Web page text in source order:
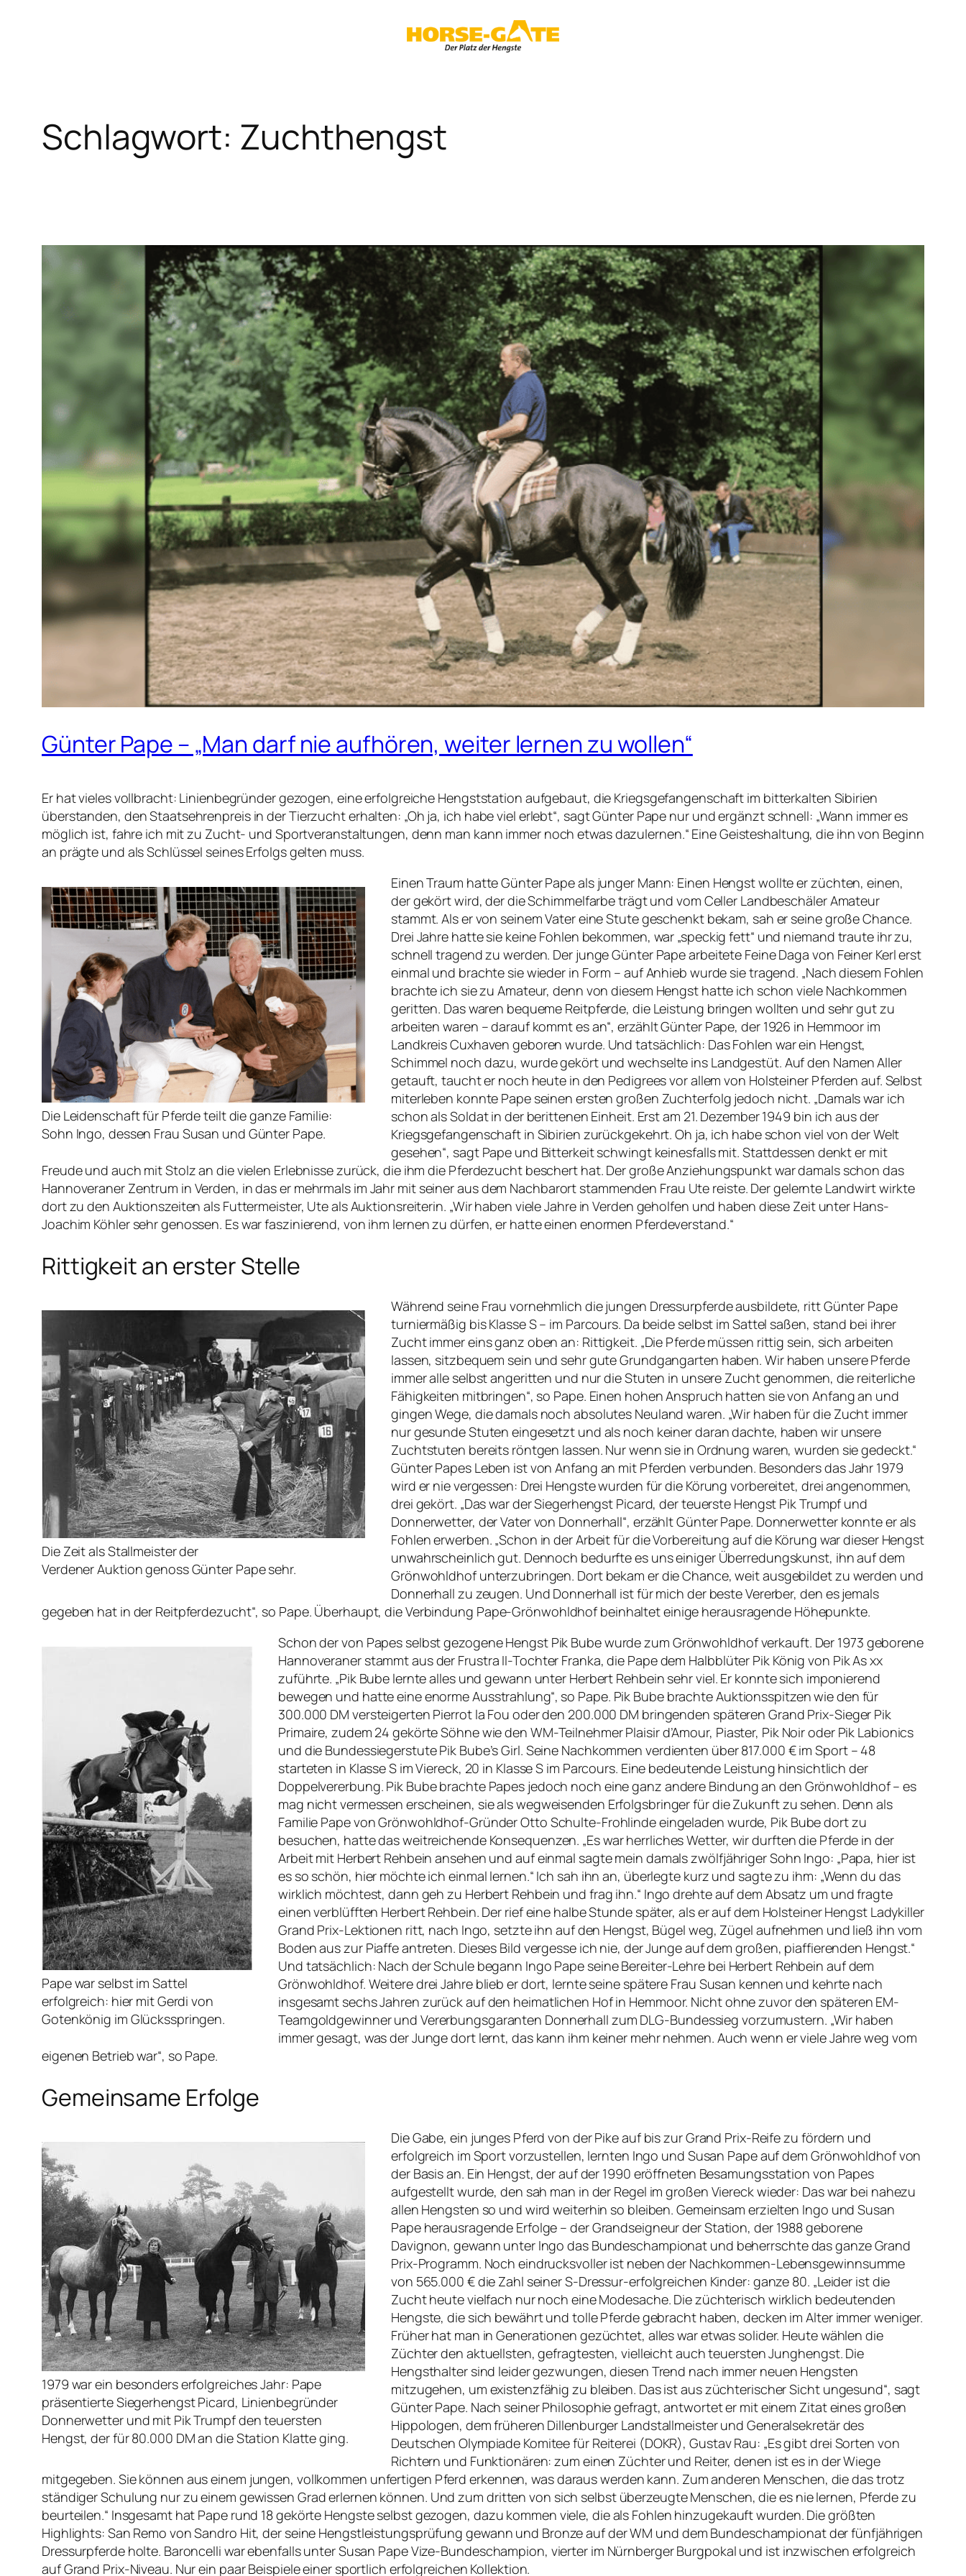
Schlagwort: Zuchthengst
Günter Pape – „Man darf nie aufhören, weiter lernen zu wollen“
Er hat vieles vollbracht: Linienbegründer gezogen, eine erfolgreiche Hengststation aufgebaut, die Kriegsgefangenschaft im bitterkalten Sibirien
überstanden, den Staatsehrenpreis in der Tierzucht erhalten: „Oh ja, ich habe viel erlebt“, sagt Günter Pape nur und ergänzt schnell: „Wann immer es
möglich ist, fahre ich mit zu Zucht- und Sportveranstaltungen, denn man kann immer noch etwas dazulernen.“ Eine Geisteshaltung, die ihn von Beginn
an prägte und als Schlüssel seines Erfolgs gelten muss.
Die Leidenschaft für Pferde teilt die ganze Familie:
Sohn Ingo, dessen Frau Susan und Günter Pape.
Einen Traum hatte Günter Pape als junger Mann: Einen Hengst wollte er züchten, einen,
der gekört wird, der die Schimmelfarbe trägt und vom Celler Landbeschäler Amateur
stammt. Als er von seinem Vater eine Stute geschenkt bekam, sah er seine große Chance.
Drei Jahre hatte sie keine Fohlen bekommen, war „speckig fett“ und niemand traute ihr zu,
schnell tragend zu werden. Der junge Günter Pape arbeitete Feine Daga von Feiner Kerl erst
einmal und brachte sie wieder in Form – auf Anhieb wurde sie tragend. „Nach diesem Fohlen
brachte ich sie zu Amateur, denn von diesem Hengst hatte ich schon viele Nachkommen
geritten. Das waren bequeme Reitpferde, die Leistung bringen wollten und sehr gut zu
arbeiten waren – darauf kommt es an“, erzählt Günter Pape, der 1926 in Hemmoor im
Landkreis Cuxhaven geboren wurde. Und tatsächlich: Das Fohlen war ein Hengst,
Schimmel noch dazu, wurde gekört und wechselte ins Landgestüt. Auf den Namen Aller
getauft, taucht er noch heute in den Pedigrees vor allem von Holsteiner Pferden auf. Selbst
miterleben konnte Pape seinen ersten großen Zuchterfolg jedoch nicht. „Damals war ich
schon als Soldat in der berittenen Einheit. Erst am 21. Dezember 1949 bin ich aus der
Kriegsgefangenschaft in Sibirien zurückgekehrt. Oh ja, ich habe schon viel von der Welt
gesehen“, sagt Pape und Bitterkeit schwingt keinesfalls mit. Stattdessen denkt er mit
Freude und auch mit Stolz an die vielen Erlebnisse zurück, die ihm die Pferdezucht beschert hat. Der große Anziehungspunkt war damals schon das
Hannoveraner Zentrum in Verden, in das er mehrmals im Jahr mit seiner aus dem Nachbarort stammenden Frau Ute reiste. Der gelernte Landwirt wirkte
dort zu den Auktionszeiten als Futtermeister, Ute als Auktionsreiterin. „Wir haben viele Jahre in Verden geholfen und haben diese Zeit unter Hans-
Joachim Köhler sehr genossen. Es war faszinierend, von ihm lernen zu dürfen, er hatte einen enormen Pferdeverstand.“
Rittigkeit an erster Stelle
Die Zeit als Stallmeister der
Verdener Auktion genoss Günter Pape sehr.
Während seine Frau vornehmlich die jungen Dressurpferde ausbildete, ritt Günter Pape
turniermäßig bis Klasse S – im Parcours. Da beide selbst im Sattel saßen, stand bei ihrer
Zucht immer eins ganz oben an: Rittigkeit. „Die Pferde müssen rittig sein, sich arbeiten
lassen, sitzbequem sein und sehr gute Grundgangarten haben. Wir haben unsere Pferde
immer alle selbst angeritten und nur die Stuten in unsere Zucht genommen, die reiterliche
Fähigkeiten mitbringen“, so Pape. Einen hohen Anspruch hatten sie von Anfang an und
gingen Wege, die damals noch absolutes Neuland waren. „Wir haben für die Zucht immer
nur gesunde Stuten eingesetzt und als noch keiner daran dachte, haben wir unsere
Zuchtstuten bereits röntgen lassen. Nur wenn sie in Ordnung waren, wurden sie gedeckt.“
Günter Papes Leben ist von Anfang an mit Pferden verbunden. Besonders das Jahr 1979
wird er nie vergessen: Drei Hengste wurden für die Körung vorbereitet, drei angenommen,
drei gekört. „Das war der Siegerhengst Picard, der teuerste Hengst Pik Trumpf und
Donnerwetter, der Vater von Donnerhall“, erzählt Günter Pape. Donnerwetter konnte er als
Fohlen erwerben. „Schon in der Arbeit für die Vorbereitung auf die Körung war dieser Hengst
unwahrscheinlich gut. Dennoch bedurfte es uns einiger Überredungskunst, ihn auf dem
Grönwohldhof unterzubringen. Dort bekam er die Chance, weit ausgebildet zu werden und
Donnerhall zu zeugen. Und Donnerhall ist für mich der beste Vererber, den es jemals
gegeben hat in der Reitpferdezucht“, so Pape. Überhaupt, die Verbindung Pape-Grönwohldhof beinhaltet einige herausragende Höhepunkte.
Pape war selbst im Sattel
erfolgreich: hier mit Gerdi von
Gotenkönig im Glücksspringen.
Schon der von Papes selbst gezogene Hengst Pik Bube wurde zum Grönwohldhof verkauft. Der 1973 geborene
Hannoveraner stammt aus der Frustra II-Tochter Franka, die Pape dem Halbblüter Pik König von Pik As xx
zuführte. „Pik Bube lernte alles und gewann unter Herbert Rehbein sehr viel. Er konnte sich imponierend
bewegen und hatte eine enorme Ausstrahlung“, so Pape. Pik Bube brachte Auktionsspitzen wie den für
300.000 DM versteigerten Pierrot la Fou oder den 200.000 DM bringenden späteren Grand Prix-Sieger Pik
Primaire, zudem 24 gekörte Söhne wie den WM-Teilnehmer Plaisir d’Amour, Piaster, Pik Noir oder Pik Labionics
und die Bundessiegerstute Pik Bube’s Girl. Seine Nachkommen verdienten über 817.000 € im Sport – 48
starteten in Klasse S im Viereck, 20 in Klasse S im Parcours. Eine bedeutende Leistung hinsichtlich der
Doppelvererbung. Pik Bube brachte Papes jedoch noch eine ganz andere Bindung an den Grönwohldhof – es
mag nicht vermessen erscheinen, sie als wegweisenden Erfolgsbringer für die Zukunft zu sehen. Denn als
Familie Pape von Grönwohldhof-Gründer Otto Schulte-Frohlinde eingeladen wurde, Pik Bube dort zu
besuchen, hatte das weitreichende Konsequenzen. „Es war herrliches Wetter, wir durften die Pferde in der
Arbeit mit Herbert Rehbein ansehen und auf einmal sagte mein damals zwölfjähriger Sohn Ingo: „Papa, hier ist
es so schön, hier möchte ich einmal lernen.“ Ich sah ihn an, überlegte kurz und sagte zu ihm: „Wenn du das
wirklich möchtest, dann geh zu Herbert Rehbein und frag ihn.“ Ingo drehte auf dem Absatz um und fragte
einen verblüfften Herbert Rehbein. Der rief eine halbe Stunde später, als er auf dem Holsteiner Hengst Ladykiller
Grand Prix-Lektionen ritt, nach Ingo, setzte ihn auf den Hengst, Bügel weg, Zügel aufnehmen und ließ ihn vom
Boden aus zur Piaffe antreten. Dieses Bild vergesse ich nie, der Junge auf dem großen, piaffierenden Hengst.“
Und tatsächlich: Nach der Schule begann Ingo Pape seine Bereiter-Lehre bei Herbert Rehbein auf dem
Grönwohldhof. Weitere drei Jahre blieb er dort, lernte seine spätere Frau Susan kennen und kehrte nach
insgesamt sechs Jahren zurück auf den heimatlichen Hof in Hemmoor. Nicht ohne zuvor den späteren EM-
Teamgoldgewinner und Vererbungsgaranten Donnerhall zum DLG-Bundessieg vorzumustern. „Wir haben
immer gesagt, was der Junge dort lernt, das kann ihm keiner mehr nehmen. Auch wenn er viele Jahre weg vom
eigenen Betrieb war“, so Pape.
Gemeinsame Erfolge
1979 war ein besonders erfolgreiches Jahr: Pape
präsentierte Siegerhengst Picard, Linienbegründer
Donnerwetter und mit Pik Trumpf den teuersten
Hengst, der für 80.000 DM an die Station Klatte ging.
Die Gabe, ein junges Pferd von der Pike auf bis zur Grand Prix-Reife zu fördern und
erfolgreich im Sport vorzustellen, lernten Ingo und Susan Pape auf dem Grönwohldhof von
der Basis an. Ein Hengst, der auf der 1990 eröffneten Besamungsstation von Papes
aufgestellt wurde, den sah man in der Regel im großen Viereck wieder: Das war bei nahezu
allen Hengsten so und wird weiterhin so bleiben. Gemeinsam erzielten Ingo und Susan
Pape herausragende Erfolge – der Grandseigneur der Station, der 1988 geborene
Davignon, gewann unter Ingo das Bundeschampionat und beherrschte das ganze Grand
Prix-Programm. Noch eindrucksvoller ist neben der Nachkommen-Lebensgewinnsumme
von 565.000 € die Zahl seiner S-Dressur-erfolgreichen Kinder: ganze 80. „Leider ist die
Zucht heute vielfach nur noch eine Modesache. Die züchterisch wirklich bedeutenden
Hengste, die sich bewährt und tolle Pferde gebracht haben, decken im Alter immer weniger.
Früher hat man in Generationen gezüchtet, alles war etwas solider. Heute wählen die
Züchter den aktuellsten, gefragtesten, vielleicht auch teuersten Junghengst. Die
Hengsthalter sind leider gezwungen, diesen Trend nach immer neuen Hengsten
mitzugehen, um existenzfähig zu bleiben. Das ist aus züchterischer Sicht ungesund“, sagt
Günter Pape. Nach seiner Philosophie gefragt, antwortet er mit einem Zitat eines großen
Hippologen, dem früheren Dillenburger Landstallmeister und Generalsekretär des
Deutschen Olympiade Komitee für Reiterei (DOKR), Gustav Rau: „Es gibt drei Sorten von
Richtern und Funktionären: zum einen Züchter und Reiter, denen ist es in der Wiege
mitgegeben. Sie können aus einem jungen, vollkommen unfertigen Pferd erkennen, was daraus werden kann. Zum anderen Menschen, die das trotz
ständiger Schulung nur zu einem gewissen Grad erlernen können. Und zum dritten von sich selbst überzeugte Menschen, die es nie lernen, Pferde zu
beurteilen.“ Insgesamt hat Pape rund 18 gekörte Hengste selbst gezogen, dazu kommen viele, die als Fohlen hinzugekauft wurden. Die größten
Highlights: San Remo von Sandro Hit, der seine Hengstleistungsprüfung gewann und Bronze auf der WM und dem Bundeschampionat der fünfjährigen
Dressurpferde holte. Baroncelli war ebenfalls unter Susan Pape Vize-Bundeschampion, vierter im Nürnberger Burgpokal und ist inzwischen erfolgreich
auf Grand Prix-Niveau. Nur ein paar Beispiele einer sportlich erfolgreichen Kollektion.